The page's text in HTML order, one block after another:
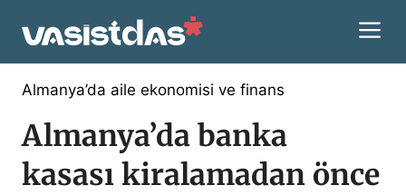
atla
Almanya’da aile ekonomisi ve finans
Almanya’da banka
kasası kiralamadan önce